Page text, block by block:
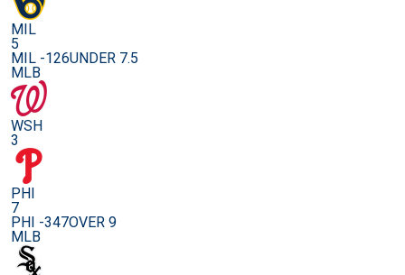
MIL
5
MIL -126UNDER 7.5
MLB
WSH
3
PHI
7
PHI -347OVER 9
MLB